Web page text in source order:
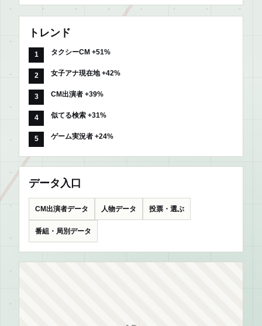
トレンド
タクシーCM +51%
女子アナ現在地 +42%
CM出演者 +39%
似てる検索 +31%
ゲーム実況者 +24%
データ入口
CM出演者データ 人物データ 投票・選ぶ
番組・局別データ